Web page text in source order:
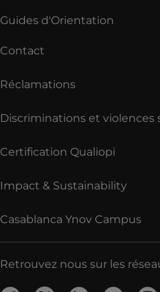
Guides d'Orientation
Contact
Réclamations
Discriminations et violences
Certification Qualiopi
Impact & Sustainability
Casablanca Ynov Campus
Retrouvez nous sur les